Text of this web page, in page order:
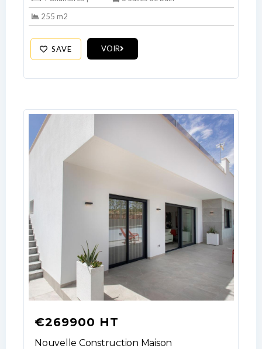
255 m2
SAVE VOIR
€269900 HT
Nouvelle Construction Maison
No apps configured. Please contact
Lost your password?